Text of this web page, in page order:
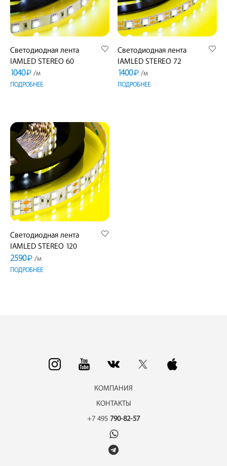
Светодиодная лента
IAMLED STEREO 60
1040₽ /м
ПОДРОБНЕЕ
Светодиодная лента
IAMLED STEREO 72
1400₽ /м
ПОДРОБНЕЕ
Светодиодная лента
IAMLED STEREO 120
2590₽ /м
ПОДРОБНЕЕ
КОМПАНИЯ
КОНТАКТЫ
+7 495 790-82-57